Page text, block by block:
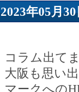
2023年05
コラム出て
大阪も思い
マークへの